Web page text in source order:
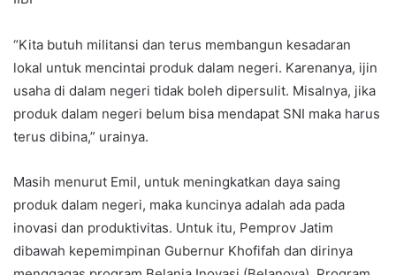
“Kita butuh militansi dan terus membangun kesadaran
lokal untuk mencintai produk dalam negeri. Karenanya, ijin
usaha di dalam negeri tidak boleh dipersulit. Misalnya, jika
produk dalam negeri belum bisa mendapat SNI maka harus
terus dibina,” urainya.
Masih menurut Emil, untuk meningkatkan daya saing
produk dalam negeri, maka kuncinya adalah ada pada
inovasi dan produktivitas. Untuk itu, Pemprov Jatim
dibawah kepemimpinan Gubernur Khofifah dan dirinya